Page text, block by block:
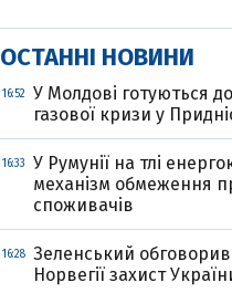
ОСТАННІ НОВИНИ
16:52
У Молдові готуються
газової кризи у
16:33
У Румунії на тлі
механізм обмеження
споживачів
16:28
Зеленський обговорив
Норвегії захист